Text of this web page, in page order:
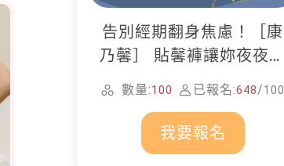
告別經期翻身焦慮！［康
乃馨］ 貼馨褲讓妳夜夜好
數量:100 已報名:648/100
我要報名